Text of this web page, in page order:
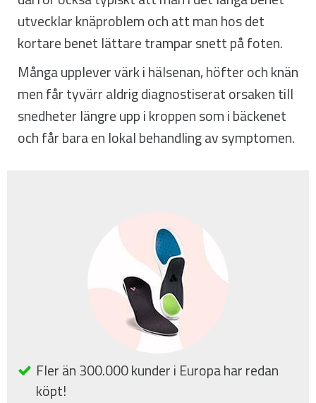
utvecklar knäproblem och att man hos det
kortare benet lättare trampar snett på foten.
Många upplever värk i hälsenan, höfter och knän
men får tyvärr aldrig diagnostiserat orsaken till
snedheter längre upp i kroppen som i bäckenet
och får bara en lokal behandling av symptomen.
Fler än 300.000 kunder i Europa har redan
köpt!